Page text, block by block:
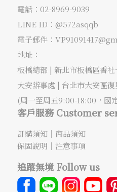
電話： 02-8969-9039
LINE ID：@572asqqb
電子郵件：
地址：
板橋總部 | 新北市板橋區香社
大安辦事處 | 台北市大安區
(周一至周五9:00-18:00，國
客戶服務 Customer
訂購須知｜ 商品須知
保固說明 ｜ 注意事項
追蹤無境 Follow us